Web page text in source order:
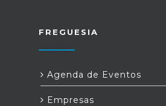
FREGUESIA
Agenda de Eventos
Empresas